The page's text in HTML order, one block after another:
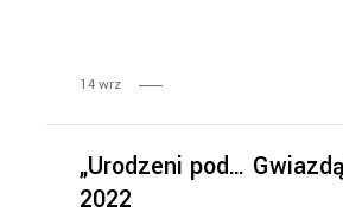
14 wrz
„Urodzeni pod…
2022